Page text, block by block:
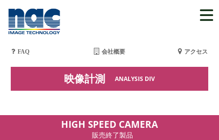
FAQ 会社概要 アクセス
映像計測 ANALYSIS DIV
HIGH SPEED CAMERA
販売終了製品